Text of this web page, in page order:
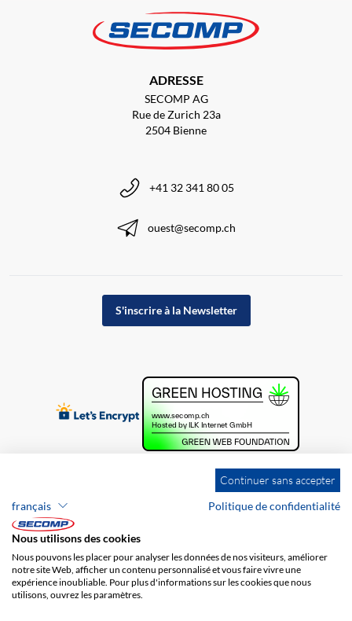
ADRESSE
SECOMP AG
Rue de Zurich 23a
2504 Bienne
+41 32 341 80 05
ouest@secomp.ch
S'inscrire à la Newsletter
Brands
Continuer sans accepter
français
Politique de confidentialité
Nous utilisons des cookies
Nous pouvons les placer pour analyser les données de nos visiteurs, améliorer
notre site Web, afficher un contenu personnalisé et vous faire vivre une
expérience inoubliable. Pour plus d'informations sur les cookies que nous
utilisons, ouvrez les paramètres.